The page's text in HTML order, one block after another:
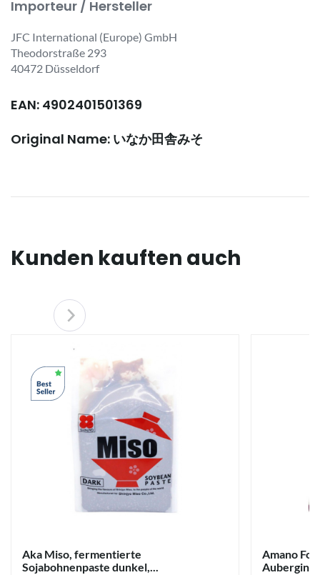
Importeur / Hersteller
JFC International (Europe) GmbH
Theodorstraße 293
40472 Düsseldorf
EAN: 4902401501369
Original Name: いなか田舎みそ
Kunden kauften auch
Aka Miso, fermentierte
Sojabohnenpaste dunkel,...
Amano